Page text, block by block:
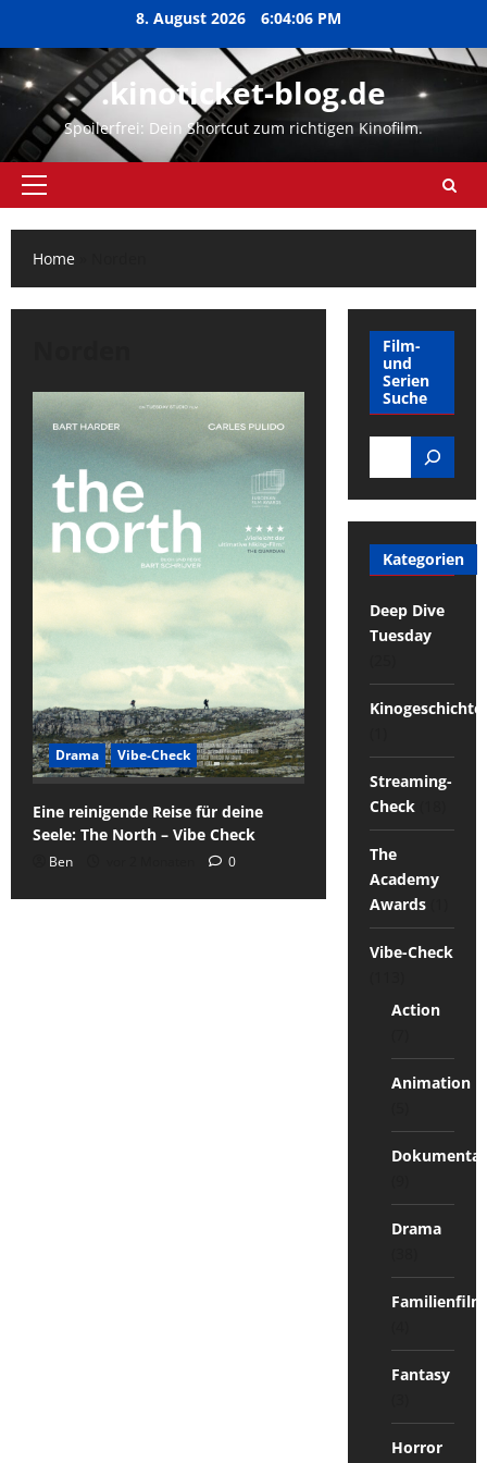
springen
8. August 2026 6:04:06 PM
.kinoticket-blog.de
Spoilerfrei: Dein Shortcut zum richtigen Kinofilm.
Primäres
Home
Drama Vibe-Check
Eine reinigende Reise für deine
Seele: The North – Vibe Check
Ben 0
Film-
und
Serien
Suche
Search
Kategorien
Deep Dive
Tuesday
Kinogeschichte
Streaming-
Check(18)
The
Academy
Awards(1)
Vibe-Check
Action
Animation
Drama
Familienfilm
Fantasy
Horror